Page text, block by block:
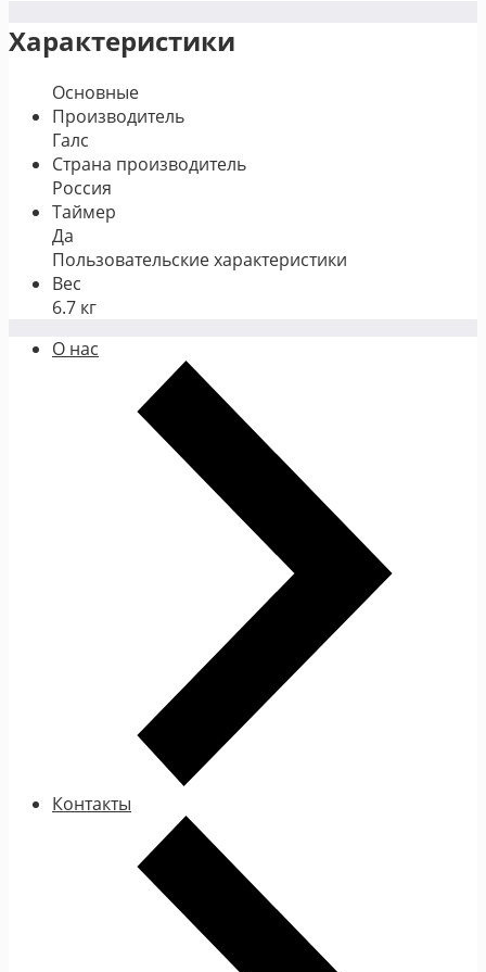
Характеристики
Основные
Производитель
Галс
Страна производитель
Россия
Таймер
Да
Пользовательские характеристики
Вес
6.7 кг
О нас
Контакты